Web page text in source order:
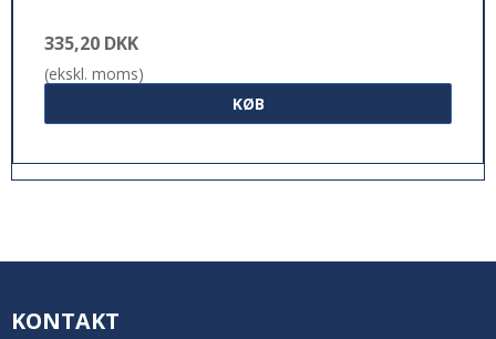
335,20 DKK
(ekskl. moms)
KØB
KONTAKT